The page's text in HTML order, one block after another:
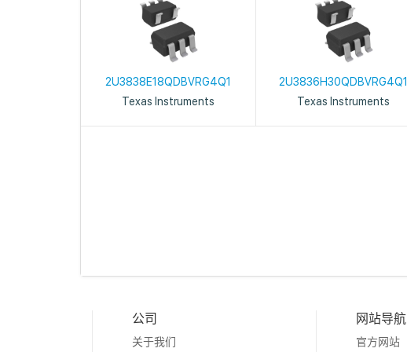
2U3838E18QDBVRG4Q1
Texas Instruments
2U3836H30QDBVRG4Q1
Texas Instruments
公司
关于我们
网站导航
官方网站